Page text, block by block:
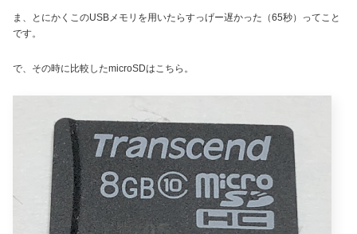
ま、とにかくこのUSBメモリを用いたらすっげー遅かった（65秒）ってこと
です。
で、その時に比較したmicroSDはこちら。